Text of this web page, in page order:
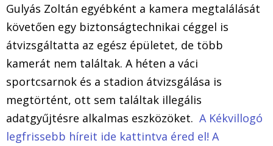
Gulyás Zoltán egyébként a kamera megtalálását
követően egy biztonságtechnikai céggel is
átvizsgáltatta az egész épületet, de több
kamerát nem találtak. A héten a váci
sportcsarnok és a stadion átvizsgálása is
megtörtént, ott sem találtak illegális
adatgyűjtésre alkalmas eszközöket. A Kékvillogó
legfrissebb híreit ide kattintva éred el! A